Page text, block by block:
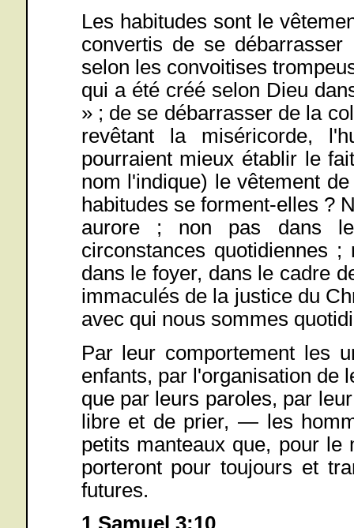
Les habitudes sont le
convertis de se
selon les convoitises
qui a été créé selon Dieu
» ; de se débarrasser de la
revêtant la miséricorde,
pourraient mieux établir le
nom l'indique) le vêtement
habitudes se forment-elles ?
aurore ; non pas dans
circonstances quotidiennes
dans le foyer, dans le cadre
immaculés de la justice du
avec qui nous sommes
Par leur comportement les
enfants, par l'organisation de
que par leurs paroles, par
libre et de prier, — les
petits manteaux que, pour
porteront pour toujours et
futures.
1 Samuel 3:10